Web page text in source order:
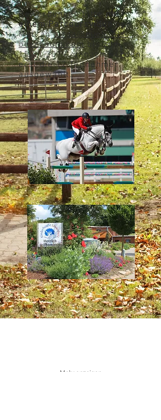
Bewerbungen bittemit
einem Parcoursvideoper
Mail anbirga@michaels-
beerbaum.combis zum
15.07.2019, danach werden
erst die 12 Teilnehmer
ausgewählt.
Mehr anzeigen